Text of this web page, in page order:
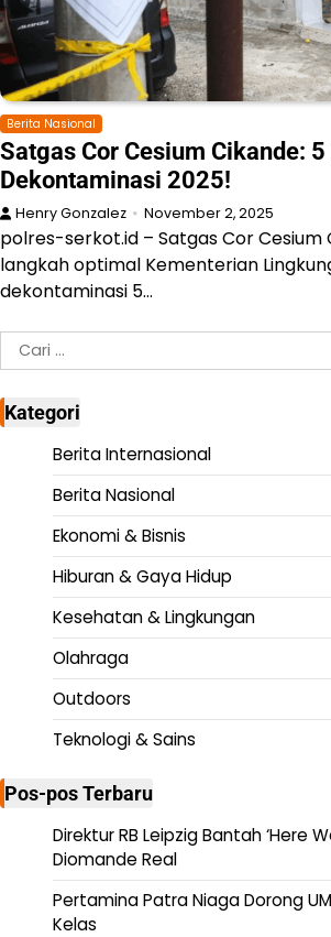
Berita Nasional
Satgas Cor Cesium Cikande: 5
Dekontaminasi 2025!
Henry Gonzalez November 2, 2025
polres-serkot.id – Satgas Cor Cesium
langkah optimal Kementerian
dekontaminasi 5…
Cari
untuk:
Kategori
Berita Internasional
Berita Nasional
Ekonomi & Bisnis
Hiburan & Gaya Hidup
Kesehatan & Lingkungan
Olahraga
Outdoors
Teknologi & Sains
Pos-pos Terbaru
Direktur RB Leipzig Bantah ‘Here
Diomande Real
Pertamina Patra Niaga Dorong
Kelas